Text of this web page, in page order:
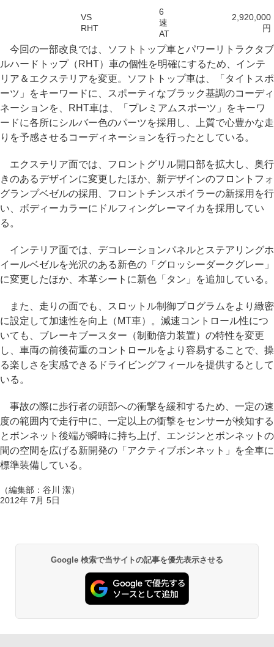
VS
RHT
6
速
AT
2,920,000
円
今回の一部改良では、ソフトトップ車とパワーリトラクタブ
ルハードトップ（RHT）車の個性を明確にするため、インテ
リア＆エクステリアを変更。ソフトトップ車は、「タイトスポ
ーツ」をキーワードに、スポーティなブラック基調のコーディ
ネーションを、RHT車は、「プレミアムスポーツ」をキーワ
ードに各所にシルバー色のパーツを採用し、上質で心豊かな走
りを予感させるコーディネーションを行ったとしている。
エクステリア面では、フロントグリル開口部を拡大し、奥行
きのあるデザインに変更したほか、新デザインのフロントフォ
グランプベゼルの採用、フロントチンスポイラーの新採用を行
い、ボディーカラーにドルフィングレーマイカを採用してい
る。
インテリア面では、デコレーションパネルとステアリングホ
イールベゼルを光沢のある新色の「グロッシーダークグレー」
に変更したほか、本革シートに新色「タン」を追加している。
また、走りの面でも、スロットル制御プログラムをより緻密
に設定して加速性を向上（MT車）。減速コントロール性につ
いても、ブレーキブースター（制動倍力装置）の特性を変更
し、車両の前後荷重のコントロールをより容易することで、操
る楽しさを実感できるドライビングフィールを提供するとして
いる。
事故の際に歩行者の頭部への衝撃を緩和するため、一定の速
度の範囲内で走行中に、一定以上の衝撃をセンサーが検知する
とボンネット後端が瞬時に持ち上げ、エンジンとボンネットの
間の空間を広げる新開発の「アクティブボンネット」を全車に
標準装備している。
（編集部：谷川 潔）
2012年 7月 5日
Google 検索で当サイトの記事を優先表示させる